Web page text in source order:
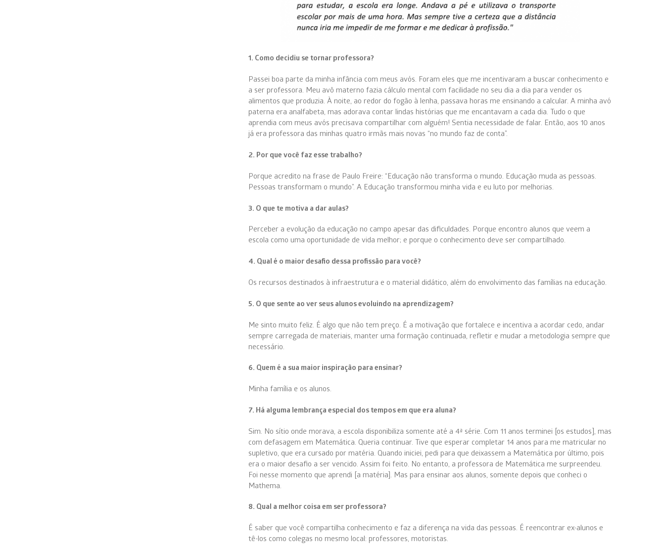
1. Como decidiu se tornar professora?
Passei boa parte da minha infância com meus avós. Foram eles que me incentivaram a buscar conhecimento e
a ser professora. Meu avô materno fazia cálculo mental com facilidade no seu dia a dia para vender os
alimentos que produzia. À noite, ao redor do fogão à lenha, passava horas me ensinando a calcular. A minha avó
paterna era analfabeta, mas adorava contar lindas histórias que me encantavam a cada dia. Tudo o que
aprendia com meus avós precisava compartilhar com alguém! Sentia necessidade de falar. Então, aos 10 anos
já era professora das minhas quatro irmãs mais novas “no mundo faz de conta”.
2. Por que você faz esse trabalho?
Porque acredito na frase de Paulo Freire: “Educação não transforma o mundo. Educação muda as pessoas.
Pessoas transformam o mundo”. A Educação transformou minha vida e eu luto por melhorias.
3. O que te motiva a dar aulas?
Perceber a evolução da educação no campo apesar das dificuldades. Porque encontro alunos que veem a
escola como uma oportunidade de vida melhor; e porque o conhecimento deve ser compartilhado.
4. Qual é o maior desafio dessa profissão para você?
Os recursos destinados à infraestrutura e o material didático, além do envolvimento das famílias na educação.
5. O que sente ao ver seus alunos evoluindo na aprendizagem?
Me sinto muito feliz. É algo que não tem preço. É a motivação que fortalece e incentiva a acordar cedo, andar
sempre carregada de materiais, manter uma formação continuada, refletir e mudar a metodologia sempre que
necessário.
6. Quem é a sua maior inspiração para ensinar?
Minha família e os alunos.
7. Há alguma lembrança especial dos tempos em que era aluna?
Sim. No sítio onde morava, a escola disponibiliza somente até a 4ª série. Com 11 anos terminei [os estudos], mas
com defasagem em Matemática. Queria continuar. Tive que esperar completar 14 anos para me matricular no
supletivo, que era cursado por matéria. Quando iniciei, pedi para que deixassem a Matemática por último, pois
era o maior desafio a ser vencido. Assim foi feito. No entanto, a professora de Matemática me surpreendeu.
Foi nesse momento que aprendi [a matéria]. Mas para ensinar aos alunos, somente depois que conheci o
Mathema.
8. Qual a melhor coisa em ser professora?
É saber que você compartilha conhecimento e faz a diferença na vida das pessoas. É reencontrar ex-alunos e
tê-los como colegas no mesmo local: professores, motoristas.